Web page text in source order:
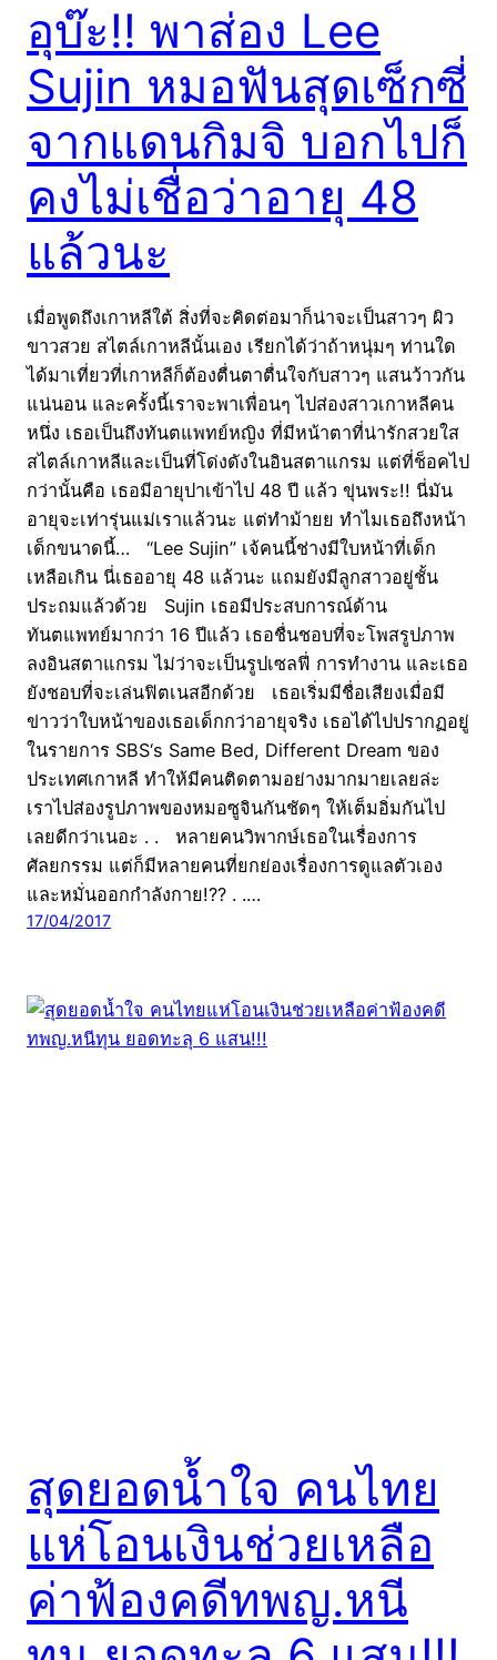
อุบ๊ะ!! พาส่อง Lee
Sujin หมอฟันสุดเซ็กซี่
จากแดนกิมจิ บอกไปก็
คงไม่เชื่อว่าอายุ 48
แล้วนะ
เมื่อพูดถึงเกาหลีใต้ สิ่งที่จะคิดต่อมาก็น่าจะเป็นสาวๆ ผิว
ขาวสวย สไตล์เกาหลีนั้นเอง เรียกได้ว่าถ้าหนุ่มๆ ท่านใด
ได้มาเที่ยวที่เกาหลีก็ต้องตื่นตาตื่นใจกับสาวๆ แสนว้าวกัน
แน่นอน และครั้งนี้เราจะพาเพื่อนๆ ไปส่องสาวเกาหลีคน
หนึ่ง เธอเป็นถึงทันตแพทย์หญิง ที่มีหน้าตาที่น่ารักสวยใส
สไตล์เกาหลีและเป็นที่โด่งดังในอินสตาแกรม แต่ที่ช็อคไป
กว่านั้นคือ เธอมีอายุปาเข้าไป 48 ปี แล้ว ขุ่นพระ!! นี่มัน
อายุจะเท่ารุ่นแม่เราแล้วนะ แต่ทำม้ายย ทำไมเธอถึงหน้า
เด็กขนาดนี้… “Lee Sujin” เจ้คนนี้ช่างมีใบหน้าที่เด็ก
เหลือเกิน นี่เธออายุ 48 แล้วนะ แถมยังมีลูกสาวอยู่ชั้น
ประถมแล้วด้วย Sujin เธอมีประสบการณ์ด้าน
ทันตแพทย์มากว่า 16 ปีแล้ว เธอชื่นชอบที่จะโพสรูปภาพ
ลงอินสตาแกรม ไม่ว่าจะเป็นรูปเซลฟี่ การทำงาน และเธอ
ยังชอบที่จะเล่นฟิตเนสอีกด้วย เธอเริ่มมีชื่อเสียงเมื่อมี
ข่าวว่าใบหน้าของเธอเด็กกว่าอายุจริง เธอได้ไปปรากฏอยู่
ในรายการ SBS‘s Same Bed, Different Dream ของ
ประเทศเกาหลี ทำให้มีคนติดตามอย่างมากมายเลยล่ะ
เราไปส่องรูปภาพของหมอซูจินกันชัดๆ ให้เต็มอิ่มกันไป
เลยดีกว่าเนอะ . . หลายคนวิพากษ์เธอในเรื่องการ
ศัลยกรรม แต่ก็มีหลายคนที่ยกย่องเรื่องการดูแลตัวเอง
และหมั่นออกกำลังกาย!?? . .…
17/04/2017
สุดยอดน้ำใจ คนไทย
แห่โอนเงินช่วยเหลือ
ค่าฟ้องคดีทพญ.หนี